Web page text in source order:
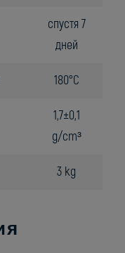
спустя 7
дней
180°C
1,7±0,1
g/cm³
3 kg